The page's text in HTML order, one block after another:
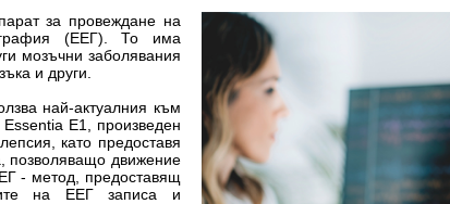
за провеждане на
(ЕЕГ). То има
мозъчни заболявания
и други.
най-актуалния към
Е1, произведен
като предоставя
позволяващо движение
- метод, предоставящ
на ЕЕГ записа и